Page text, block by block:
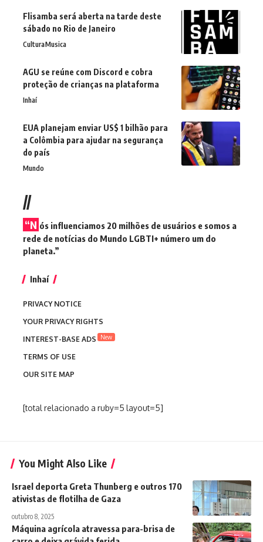
Flisamba será aberta na tarde deste
sábado no Rio de Janeiro
CulturaMusica
AGU se reúne com Discord e cobra
proteção de crianças na plataforma
Inhaí
EUA planejam enviar US$ 1 bilhão para
a Colômbia para ajudar na segurança
do país
Mundo
//
“N ós influenciamos 20 milhões de usuários e somos a
rede de notícias do Mundo LGBTI+ número um do
planeta.”
Inhaí
PRIVACY NOTICE
YOUR PRIVACY RIGHTS
INTEREST-BASE ADS
New
TERMS OF USE
OUR SITE MAP
[total relacionado a ruby=5 layout=5]
You Might Also Like
Israel deporta Greta Thunberg e outros 170
ativistas de flotilha de Gaza
outubro 8, 2025
Máquina agrícola atravessa para-brisa de